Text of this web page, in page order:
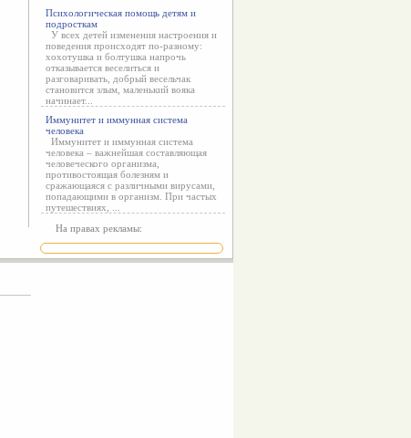
Психологическая помощь детям и
подросткам
У всех детей изменения настроения и
поведения происходят по-разному:
хохотушка и болтушка напрочь
отказывается веселиться и
разговаривать, добрый весельчак
становится злым, маленький вояка
начинает...
Иммунитет и иммунная система
человека
Иммунитет и иммунная система
человека – важнейшая составляющая
человеческого организма,
противостоящая болезням и
сражающаяся с различными вирусами,
попадающими в организм. При частых
путешествиях, ...
На правах рекламы: